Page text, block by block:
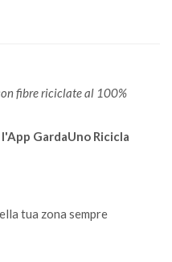
fibre riciclate al 100%
GardaUno Ricicla
tua zona sempre